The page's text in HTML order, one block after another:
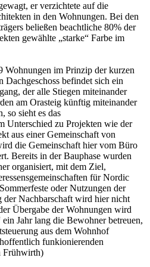
er verzichtete auf die
in den Wohnungen. Bei den
beließen beachtliche 80% der
gewählte „starke“ Farbe im
Wohnungen im Prinzip der kurzen
Dachgeschoss befindet sich ein
der alle Stiegen miteinander
am Orasteig künftig miteinander
so sieht es das
Unterschied zu Projekten wie der
aus einer Gemeinschaft von
die Gemeinschaft hier vom Büro
Bereits in der Bauphase wurden
organisiert, mit dem Ziel,
für Nordic
oder Nutzungen der
Nachbarschaft wird hier nicht
Übergabe der Wohnungen wird
Jahr lang die Bewohner betreuen,
aus dem Wohnhof
funkionierenden
Frühwirth)